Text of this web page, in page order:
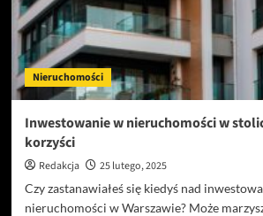
Nieruchomości
Inwestowanie w nieruchomości w
korzyści
Redakcja
25 lutego, 2025
Czy zastanawiałeś się kiedyś nad
nieruchomości w Warszawie? Może